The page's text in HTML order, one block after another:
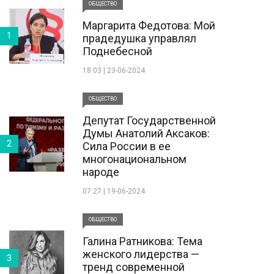
ОБЩЕСТВО
Маргарита Федотова: Мой
прадедушка управлял
Поднебесной
18:03 | 23-06-2024
1
ОБЩЕСТВО
Депутат Государственной
Думы Анатолий Аксаков:
Сила России в ее
многонациональном
народе
07:27 | 19-06-2024
2
ОБЩЕСТВО
Галина Ратникова: Тема
женского лидерства —
тренд современной
3